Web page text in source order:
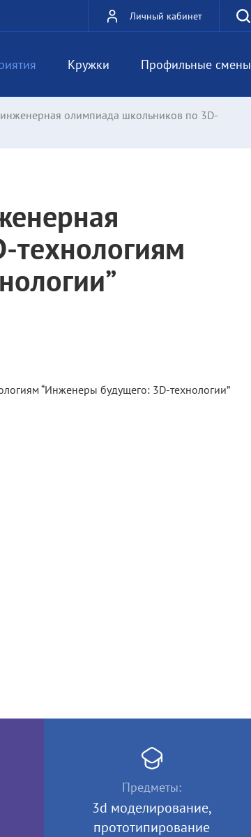
Личный кабинет
Кружки Профильные смены
олимпиада школьников по 3D-
технологиям
Предметы:
3d моделирование,
прототипирование